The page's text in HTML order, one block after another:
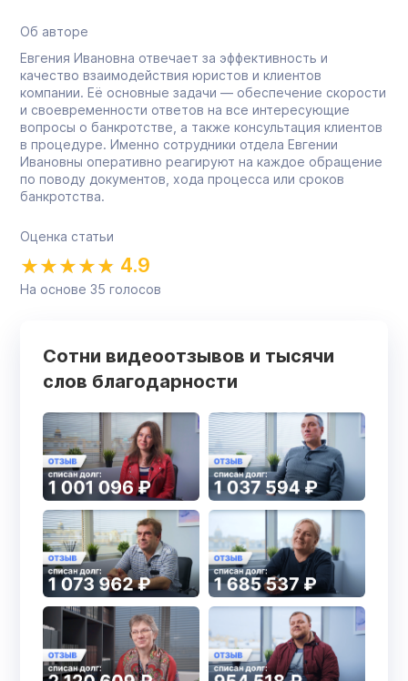
Об авторе
Евгения Ивановна отвечает за эффективность и
качество взаимодействия юристов и клиентов
компании. Её основные задачи — обеспечение скорости
и своевременности ответов на все интересующие
вопросы о банкротстве, а также консультация клиентов
в процедуре. Именно сотрудники отдела Евгении
Ивановны оперативно реагируют на каждое обращение
по поводу документов, хода процесса или сроков
банкротства.
Оценка статьи
4.9
На основе 35 голосов
Сотни видеоотзывов и тысячи
слов благодарности